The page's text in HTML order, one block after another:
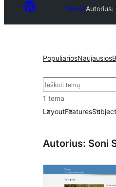
TemosAutorius:
PopuliariosNaujausios
Paieška
1 tema
LayoutFeatures
Autorius: Soni